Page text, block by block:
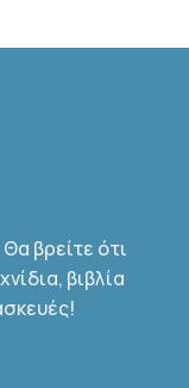
βρείτε ότι
βιβλία